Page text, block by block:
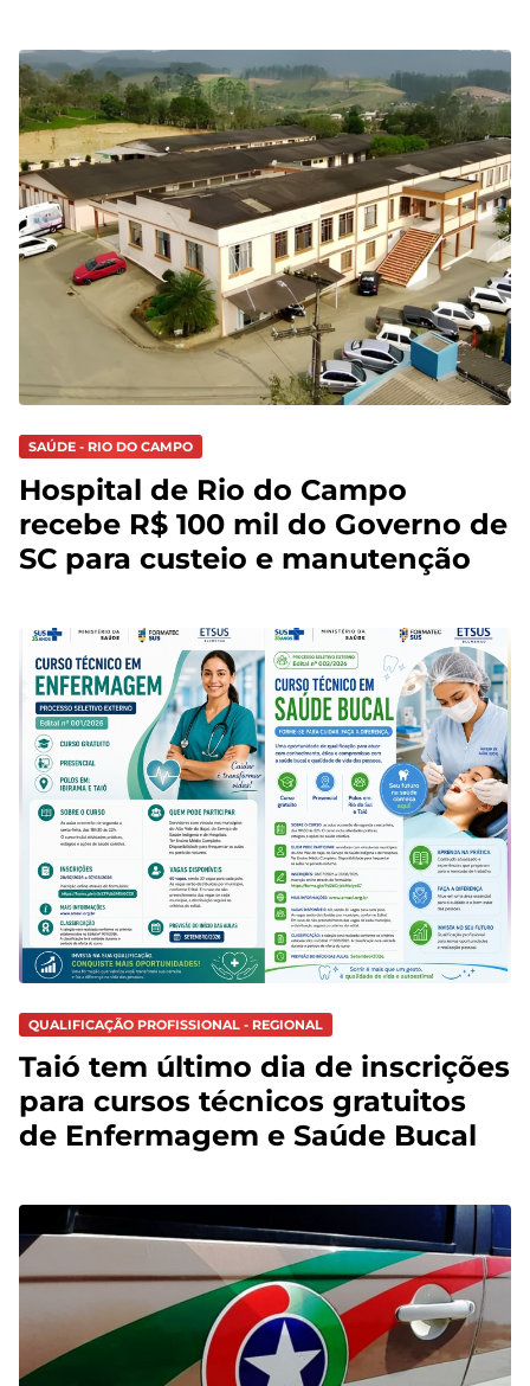
SAÚDE - RIO DO CAMPO
Hospital de Rio do Campo
recebe R$ 100 mil do Governo de
SC para custeio e manutenção
QUALIFICAÇÃO PROFISSIONAL - REGIONAL
Taió tem último dia de inscrições
para cursos técnicos gratuitos
de Enfermagem e Saúde Bucal